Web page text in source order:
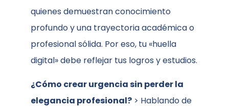
quienes demuestran conocimiento
profundo y una trayectoria académica o
profesional sólida. Por eso, tu «huella
digital» debe reflejar tus logros y estudios.
¿Cómo crear urgencia sin perder la
elegancia profesional? > Hablando de